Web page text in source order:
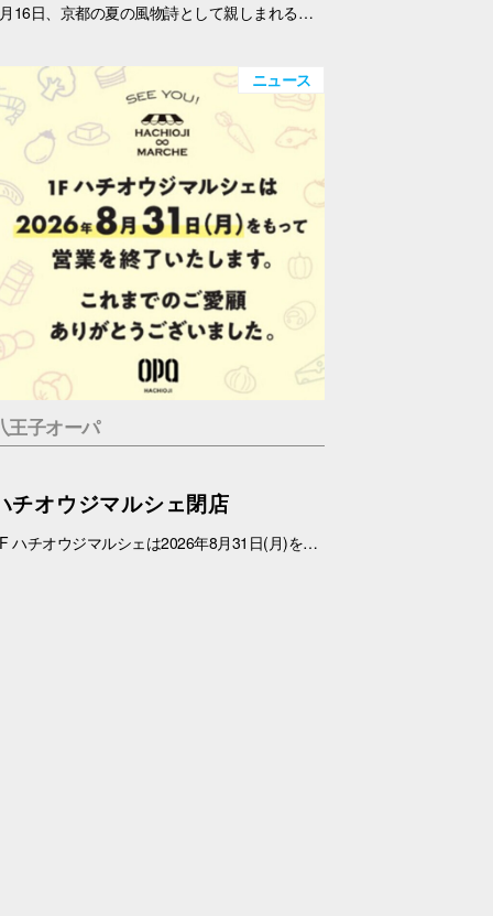
8月16日、京都の夏の風物詩として親しまれる京都五山送り火が執り行われます。 京都市観光協会では、伝統あるこの行事をより多くの人に知ってもらい、身近に触れていただくため、五山送り火をモチーフにしたオリジナルの扇子、記念符、手ぬぐい及び五山共通護摩木を制作・販売します。 また、各山の点火時に用いられる護摩木を受付し、各山に奉納します。 これらの販売における売上の一部は、五山送り火行事の保存・継承のために役立てられます。 日時：8月14日(金)～15日(土) 11:00～17:00 場所：メインエントランス横 店頭スペース（サマンサタバサ前） 内容：五山共通護摩木奉納、記念品販売 ※なくなり次第終了 ※奉納する山はご指定いただけません。 護摩木奉納・記念品販売に関する詳細およびお問い合わせは、下記ホームページをご覧ください。 京都市観光協会 https://www.kyokanko.or.jp/news/20260731_1/ 京都観光Navi https://ja.kyoto.travel/event/major/okuribi/
ニュース
王子オーパ
チオウジマルシェ閉店
1F ハチオウジマルシェは2026年8月31日(月)をもちまして、営業を終了させていただきます。 これまでのご愛顧ありがとうございました。 また、1Fフロアにつきましては、今冬にリニューアルを予定しております。